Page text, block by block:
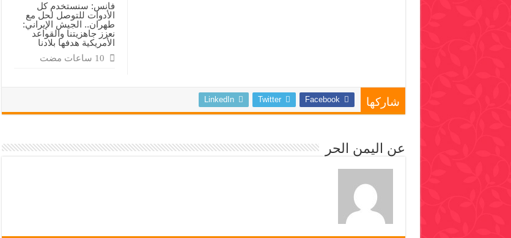
فانس: سنستخدم كل
الأدوات للتوصل لحل مع
طهران.. الجيش الإيراني:
نعزز جاهزيتنا والقواعد
الأمريكية هدفها بلادنا
شاركها Facebook
Twitter
LinkedIn
عن اليمن الحر